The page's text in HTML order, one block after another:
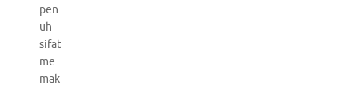
pen
uh
sifat
me
mak